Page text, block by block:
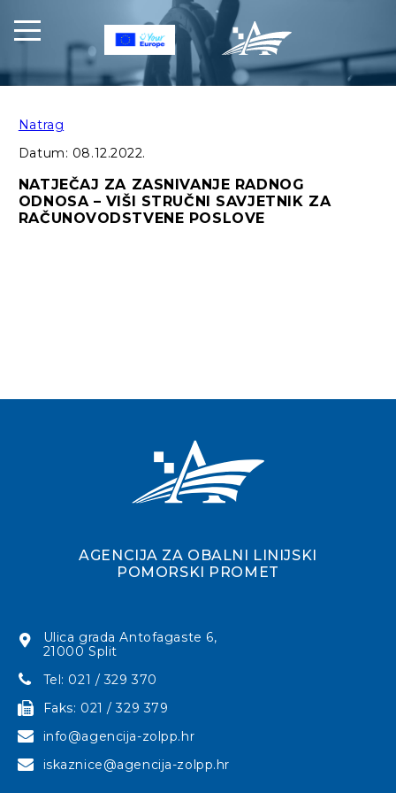
Natrag
Datum: 08.12.2022.
NATJEČAJ ZA ZASNIVANJE RADNOG
ODNOSA – VIŠI STRUČNI SAVJETNIK ZA
RAČUNOVODSTVENE POSLOVE
AGENCIJA ZA OBALNI LINIJSKI
POMORSKI PROMET
Ulica grada Antofagaste 6,
21000 Split
Tel: 021 / 329 370
Faks: 021 / 329 379
info@agencija-zolpp.hr
iskaznice@agencija-zolpp.hr